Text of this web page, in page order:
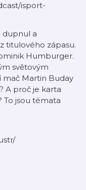
isport-
dupnul a
titulového zápasu.
Humburger.
světovým
mač Martin Buday
A proč je karta
To jsou témata